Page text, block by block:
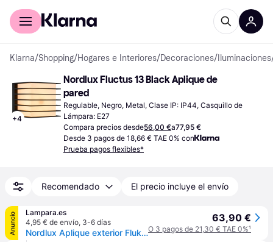
Comprar con Klarna
Klarna/Shopping/Hogares e Interiores/Decoraciones/ Iluminaciones
+4
Nordlux Fluctus 13 Black Aplique de
pared
Regulable, Negro, Metal, Clase IP: IP44, Casquillo de
Lámpara: E27
Compara precios desde56,00 €a77,95 €
Desde 3 pagos de 18,66 € TAE 0% con
Prueba pagos flexibles*
Recomendado El precio incluye el envío
Anuncio
Lampara.es
4,95 € de envío, 3-6 días
Nordlux Aplique exterior Fluktus, atenuable, Negro, Metal, Moderno, Lámpara de pared exterior
63,90 €
O 3 pagos de 21,30 € TAE 0%¹